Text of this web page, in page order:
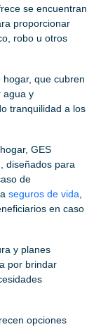
se encuentran
proporcionar
robo u otros
que cubren
agua y
tranquilidad a los
GES
diseñados para
de
seguros de vida
en caso
y planes
por brindar
opciones